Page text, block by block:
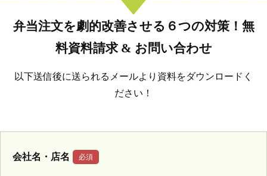
弁当注文を劇的改善させる６つの対策！無
料資料請求 & お問い合わせ
以下送信後に送られるメールより資料をダウンロードく
ださい！
会社名・店名